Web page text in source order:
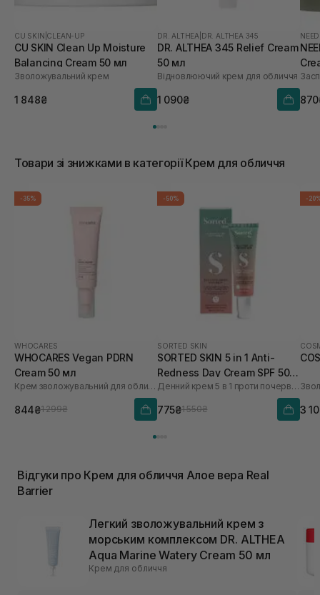
CU SKIN CLEAN-UP
CU SKIN Clean Up Moisture
Balancing Cream 50 мл
Зволожувальний крем
1 848₴
DR. ALTHEA DR. ALTHEA 345
DR. ALTHEA 345 Relief Cream
50 мл
Відновлюючий крем для обличчя
1 090₴
Товари зі знижками в категорії Крем для обличчя
-35%
WHOCARES
WHOCARES Vegan PDRN
Cream 50 мл
Крем зволожувальний для обличчя із веганськими полінуклеотидами
844₴1 299₴
-50%
SORTED SKIN
SORTED SKIN 5 in 1 Anti-
Redness Day Cream SPF 50
30 мл
Денний крем 5 в 1 проти почервоніння
775₴1 550₴
-
3
Відгуки про Крем для обличчя Алое вера Real
Barrier
Легкий зволожувальний крем з
морським комплексом DR. ALTHEA
Aqua Marine Watery Cream 50 мл
Крем для обличчя